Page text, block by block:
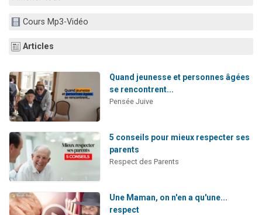
29 personnes viennent de demander une bénédiction
Cours Mp3-Vidéo
Articles
Quand jeunesse et personnes âgées
se rencontrent...
Pensée Juive
5 conseils pour mieux respecter ses
parents
Respect des Parents
Une Maman, on n'en a qu'une...
respect